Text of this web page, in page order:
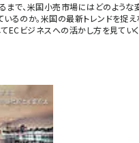
まで、米国小売市場にはどのような
るのか。米国の最新トレンドを捉え
ECビジネスへの活かし方を見ていく